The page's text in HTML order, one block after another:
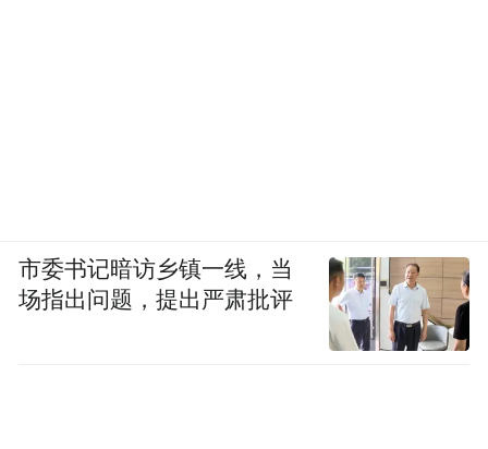
市委书记暗访乡镇一线，当
场指出问题，提出严肃批评